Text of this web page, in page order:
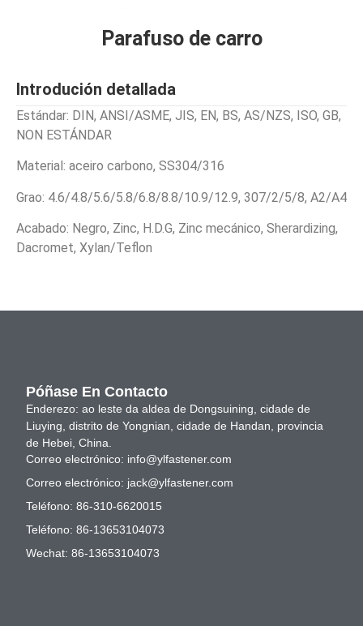
Parafuso de carro
Introdución detallada
Estándar: DIN, ANSI/ASME, JIS, EN, BS, AS/NZS, ISO, GB,
NON ESTÁNDAR
Material: aceiro carbono, SS304/316
Grao: 4.6/4.8/5.6/5.8/6.8/8.8/10.9/12.9, 307/2/5/8, A2/A4
Acabado: Negro, Zinc, H.D.G, Zinc mecánico, Sherardizing,
Dacromet, Xylan/Teflon
Póñase En Contacto
Enderezo: ao leste da aldea de Dongsuining, cidade de
Liuying, distrito de Yongnian, cidade de Handan, provincia
de Hebei, China.
Correo electrónico: info@ylfastener.com
Correo electrónico: jack@ylfastener.com
Teléfono: 86-310-6620015
Teléfono: 86-13653104073
Wechat: 86-13653104073